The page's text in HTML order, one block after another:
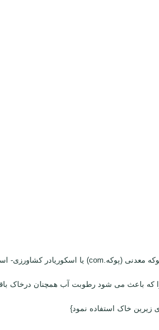
برای زهکشی و آبیاری به کار میرود چرا که باعث می شود